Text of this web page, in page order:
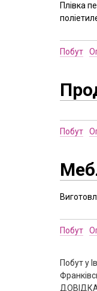
Плівка
Побут
Побут
Побут
Побут у